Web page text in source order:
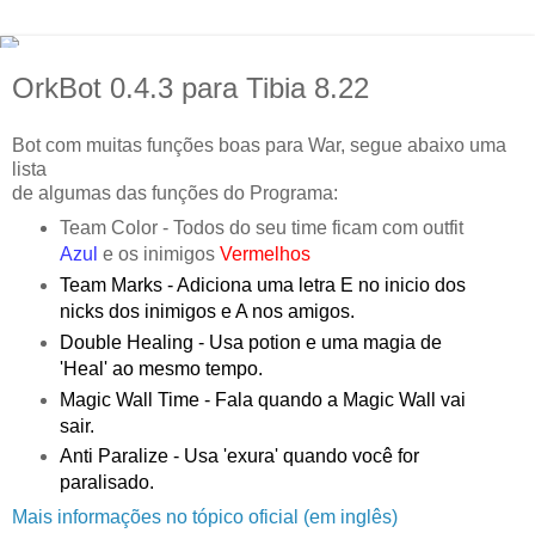
OrkBot 0.4.3 para Tibia 8.22
Bot com muitas funções boas para War, segue abaixo uma
lista
de algumas das funções do Programa:
Team Color - Todos do seu time ficam com outfit
Azul e os inimigos Vermelhos
Team Marks - Adiciona uma letra E no inicio dos
nicks dos inimigos e A nos amigos.
Double Healing - Usa potion e uma magia de
'Heal' ao mesmo tempo.
Magic Wall Time - Fala quando a Magic Wall vai
sair.
Anti Paralize - Usa 'exura' quando você for
paralisado.
Mais informações no tópico oficial (em inglês)